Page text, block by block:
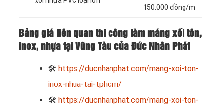
150.000 đồng/m
Bảng giá liên quan thi công làm máng xối tôn,
inox, nhựa tại Vũng Tàu của Đức Nhân Phát
🛠 https://ducnhanphat.com/mang-xoi-ton-
inox-nhua-tai-tphcm/
🛠 https://ducnhanphat.com/mang-xoi-ton-